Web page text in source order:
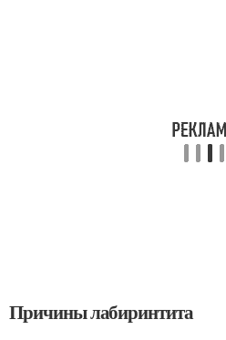
Причины лабиринтита